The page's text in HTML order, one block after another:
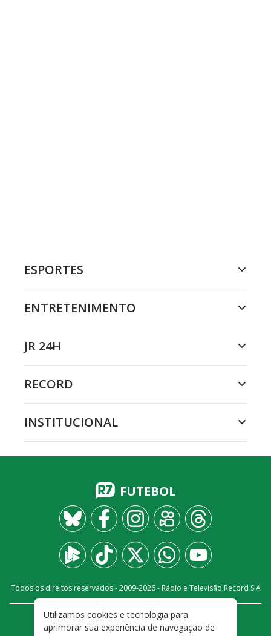
ESPORTES
ENTRETENIMENTO
JR 24H
RECORD
INSTITUCIONAL
FUTEBOL
Todos os direitos reservados - 2009-2026- Rádio e Televisão Record S.A
FALE CONOSCO
PRIVACIDADE
Utilizamos cookies e tecnologia para
aprimorar sua experiência de navegação de